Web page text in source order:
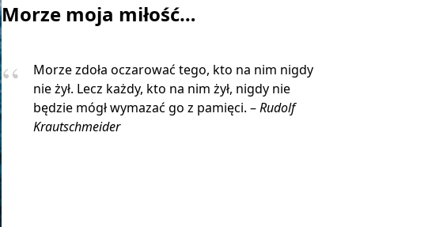
Morze moja miłość…
Morze zdoła oczarować tego, kto na nim nigdy
nie żył. Lecz każdy, kto na nim żył, nigdy nie
będzie mógł wymazać go z pamięci. –Rudolf
Krautschmeider